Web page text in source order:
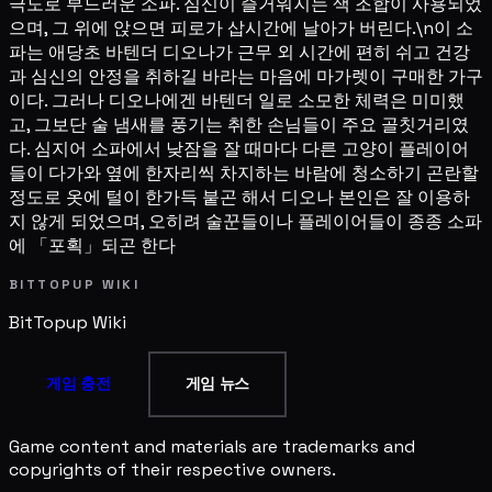
으며, 그 위에 앉으면 피로가 삽시간에 날아가 버린다.\n이 소
파는 애당초 바텐더 디오나가 근무 외 시간에 편히 쉬고 건강
과 심신의 안정을 취하길 바라는 마음에 마가렛이 구매한 가구
이다. 그러나 디오나에겐 바텐더 일로 소모한 체력은 미미했
고, 그보단 술 냄새를 풍기는 취한 손님들이 주요 골칫거리였
다. 심지어 소파에서 낮잠을 잘 때마다 다른 고양이 플레이어
들이 다가와 옆에 한자리씩 차지하는 바람에 청소하기 곤란할
정도로 옷에 털이 한가득 붙곤 해서 디오나 본인은 잘 이용하
지 않게 되었으며, 오히려 술꾼들이나 플레이어들이 종종 소파
에 「포획」되곤 한다
BITTOPUP WIKI
BitTopup Wiki
게임 충전 게임 뉴스
Game content and materials are trademarks and
copyrights of their respective owners.